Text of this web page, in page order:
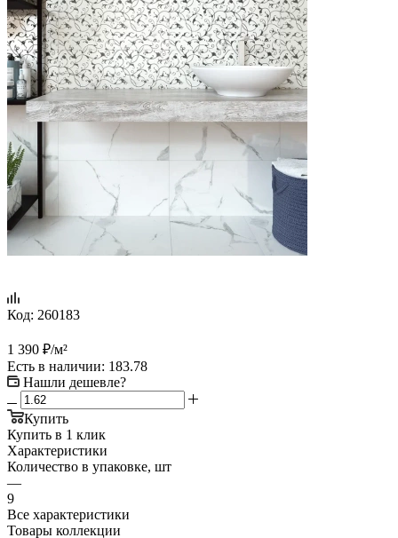
Код: 260183
1 390 ₽/м²
Есть в наличии: 183.78
Нашли дешевле?
Купить
Купить в 1 клик
Характеристики
Количество в упаковке, шт
—
9
Все характеристики
Товары коллекции